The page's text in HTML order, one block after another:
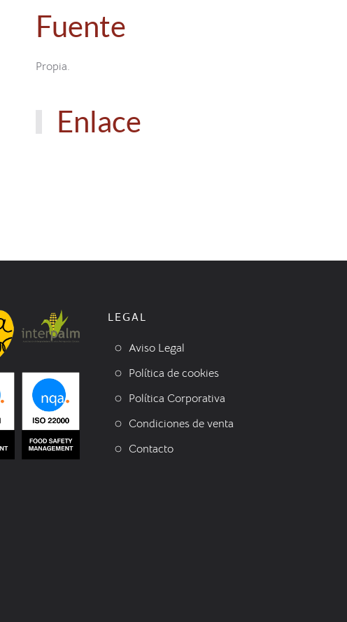
Fuente
Propia.
Enlace
LEGAL
Aviso Legal
Política de cookies
Política Corporativa
Condiciones de venta
Contacto